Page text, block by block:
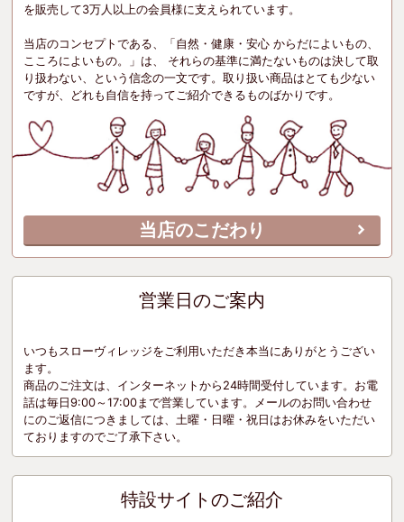
を販売して3万人以上の会員様に支えられています。
当店のコンセプトである、「自然・健康・安心 からだによいもの、
こころによいもの。」は、 それらの基準に満たないものは決して取
り扱わない、という信念の一文です。取り扱い商品はとても少ない
ですが、どれも自信を持ってご紹介できるものばかりです。
当店のこだわり
営業日のご案内
いつもスローヴィレッジをご利用いただき本当にありがとうござい
ます。
商品のご注文は、インターネットから24時間受付しています。お電
話は毎日9:00～17:00まで営業しています。メールのお問い合わせ
にのご返信につきましては、土曜・日曜・祝日はお休みをいただい
ておりますのでご了承下さい。
特設サイトのご紹介